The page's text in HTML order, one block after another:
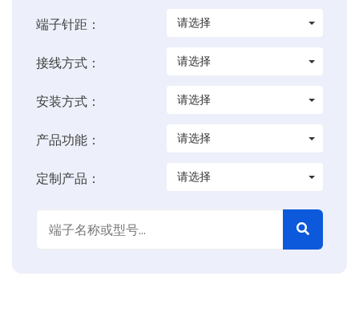
端子针距： 请选择
接线方式： 请选择
安装方式： 请选择
产品功能： 请选择
定制产品： 请选择